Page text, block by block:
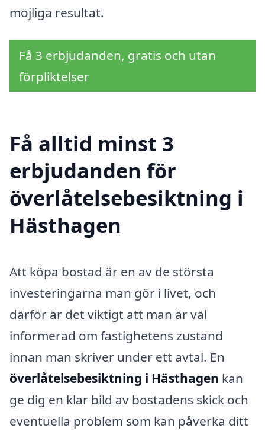
möjliga resultat.
Få 3 erbjudanden, gratis och utan
förpliktelser
Få alltid minst 3
erbjudanden för
överlåtelsebesiktning i
Hästhagen
Att köpa bostad är en av de största
investeringarna man gör i livet, och
därför är det viktigt att man är väl
informerad om fastighetens zustand
innan man skriver under ett avtal. En
överlåtelsebesiktning i Hästhagen kan
ge dig en klar bild av bostadens skick och
eventuella problem som kan påverka ditt